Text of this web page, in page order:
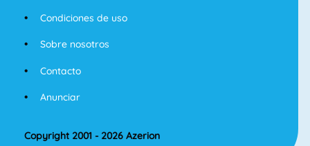
Condiciones de uso
Sobre nosotros
Contacto
Anunciar
Copyright 2001 - 2026 Azerion